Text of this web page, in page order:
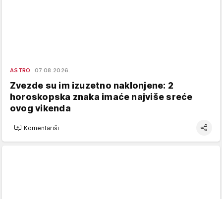
ASTRO 07.08.2026.
Zvezde su im izuzetno naklonjene: 2
horoskopska znaka imaće najviše sreće
ovog vikenda
Komentariši